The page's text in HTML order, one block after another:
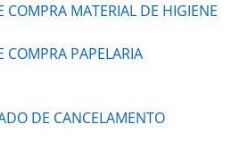
MATERIAL DE HIGIENE
PAPELARIA
DE CANCELAMENTO